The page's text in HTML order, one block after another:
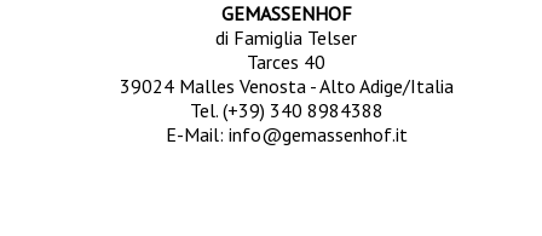
GEMASSENHOF
di Famiglia Telser
Tarces 40
39024 Malles Venosta - Alto Adige/Italia
Tel. (+39) 340 8984388
E-Mail: info@gemassenhof.it